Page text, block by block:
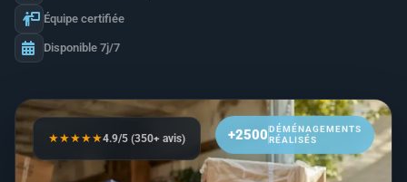
Équipe certifiée
Disponible 7j/7
+2500DÉMÉNAGEMENTS
RÉALISÉS
★★★★★4.9/5 (350+ avis)